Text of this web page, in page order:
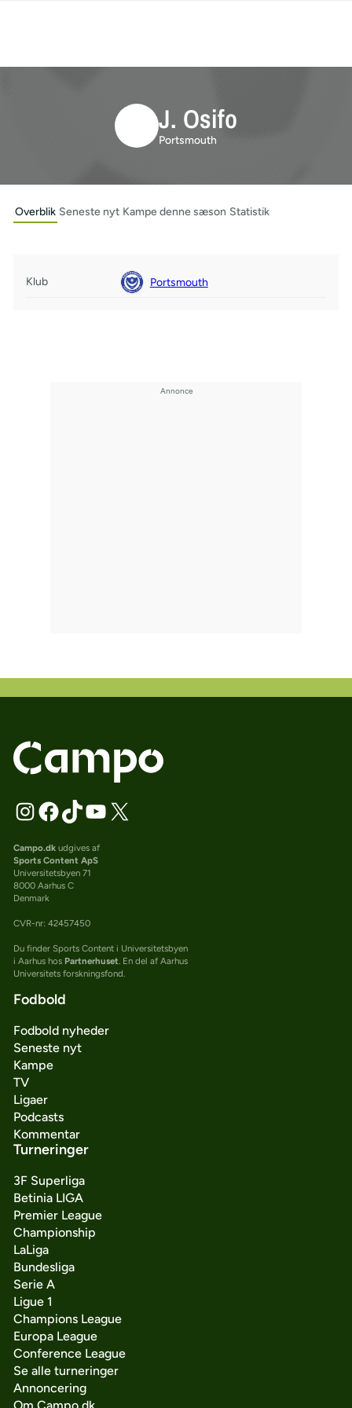
J. Osifo
Portsmouth
Overblik Seneste nyt Kampe denne sæson Statistik
Klub Portsmouth
Campo.dkudgives af
Sports Content ApS
Universitetsbyen 71
8000 Aarhus C
Denmark
CVR-nr: 42457450
Du finder Sports Content i Universitetsbyen
i Aarhus hos Partnerhuset. En del af Aarhus
Universitets forskningsfond.
Fodbold
Fodbold nyheder
Seneste nyt
Kampe
TV
Ligaer
Podcasts
Kommentar
Turneringer
3F Superliga
Betinia LIGA
Premier League
Championship
LaLiga
Bundesliga
Serie A
Ligue 1
Champions League
Europa League
Conference League
Se alle turneringer
Annoncering